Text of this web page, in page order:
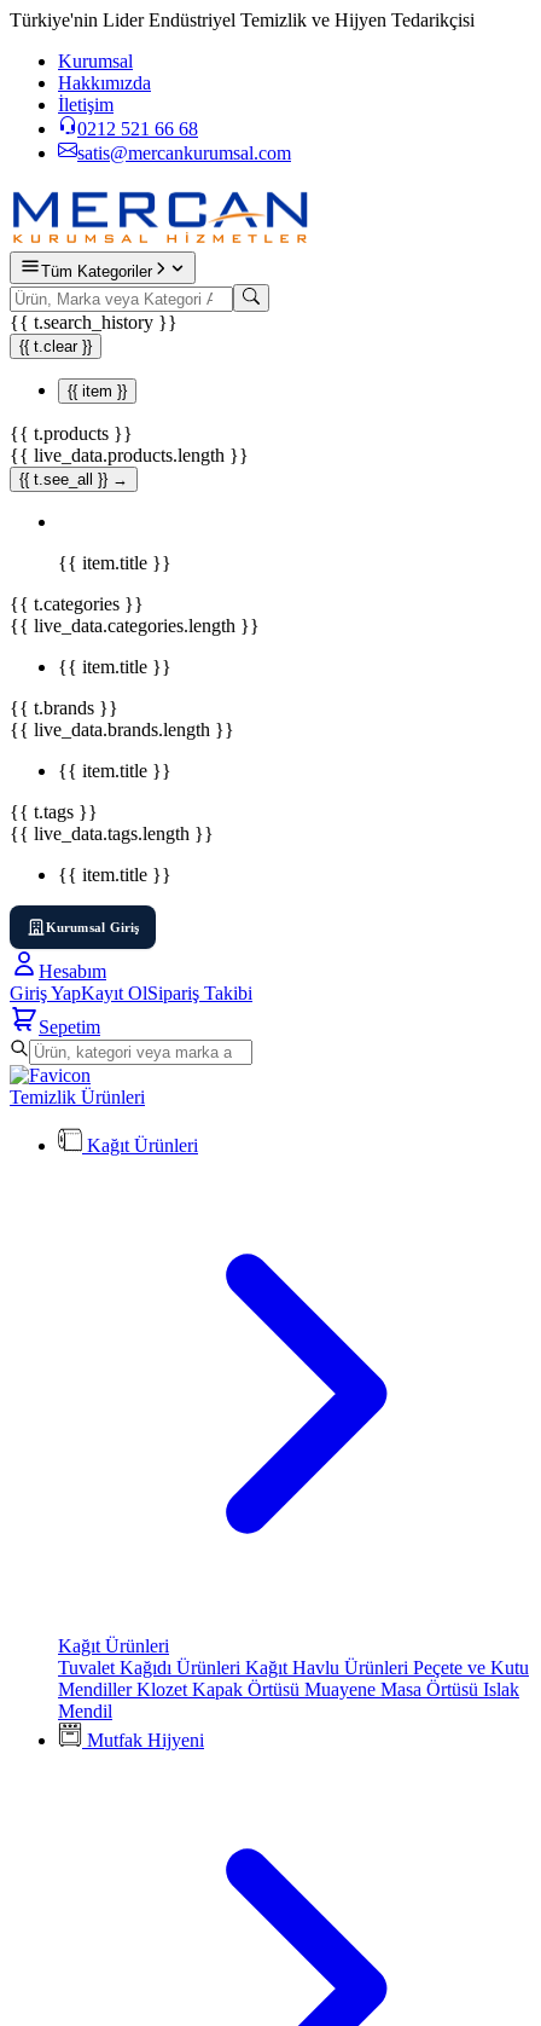
Türkiye'nin Lider Endüstriyel Temizlik ve Hijyen Tedarikçisi
Kurumsal
Hakkımızda
İletişim
0212 521 66 68
satis@mercankurumsal.com
Tüm Kategoriler
{{ t.search_history }}
{{ t.clear }}
{{ item }}
{{ t.products }}
{{ live_data.products.length }}
{{ t.see_all }} →
{{ item.title }}
{{ t.categories }}
{{ live_data.categories.length }}
{{ item.title }}
{{ t.brands }}
{{ live_data.brands.length }}
{{ item.title }}
{{ t.tags }}
{{ live_data.tags.length }}
{{ item.title }}
Kurumsal Giriş
Hesabım
Giriş YapKayıt OlSipariş Takibi
Sepetim
Temizlik Ürünleri
Kağıt Ürünleri
Kağıt Ürünleri
Tuvalet Kağıdı Ürünleri Kağıt Havlu Ürünleri Peçete ve Kutu
MendillerKlozet Kapak Örtüsü Muayene Masa Örtüsü Islak
Mendil
Mutfak Hijyeni